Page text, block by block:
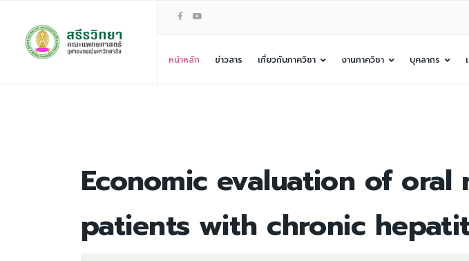
หน้าหลัก ข่าวสาร เกี่ยวกับภาควิชา งานภาควิชา บุคลากร
Economic evaluation of
patients with chronic